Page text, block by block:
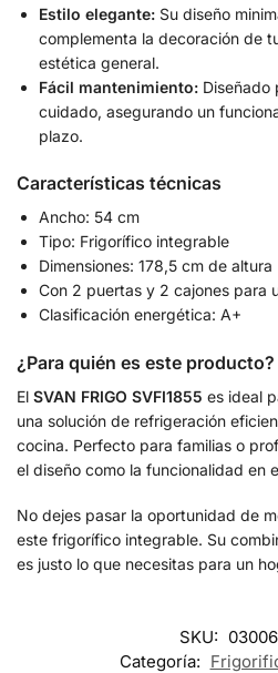
Estilo elegante: Su diseño
complementa la decoración de
estética general.
Fácil mantenimiento: Diseñado
cuidado, asegurando un
plazo.
Características técnicas
Ancho: 54 cm
Tipo: Frigorífico integrable
Dimensiones: 178,5 cm de altura
Con 2 puertas y 2 cajones para
Clasificación energética: A+
¿Para quién es este producto?
El SVAN FRIGO SVFI1855 es ideal
una solución de refrigeración
cocina. Perfecto para familias o
el diseño como la funcionalidad en
No dejes pasar la oportunidad de
este frigorífico integrable. Su
es justo lo que necesitas para un
SKU:
Categoría: